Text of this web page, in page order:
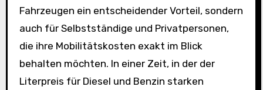
Fahrzeugen ein entscheidender Vorteil, sondern
auch für Selbstständige und Privatpersonen,
die ihre Mobilitätskosten exakt im Blick
behalten möchten. In einer Zeit, in der der
Literpreis für Diesel und Benzin starken